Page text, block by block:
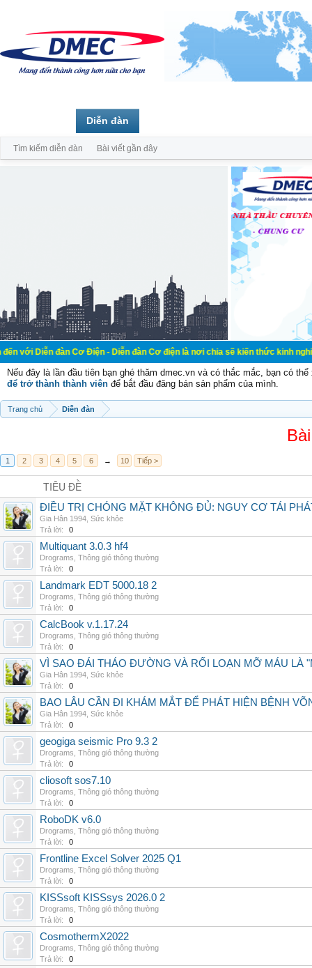
đàn Cơ Điện - Diễn đàn Cơ điện là nơi chia sẽ kiến thức kinh nghiệm
Nếu đây là lần đầu tiên bạn ghé thăm dmec.vn và có thắc mắc, bạn có
để trở thành thành viên để bắt đầu đăng bán sản phẩm của mình.
Trang chủ Diễn đàn
1 2 3 4 5 6 → 10 Tiếp >
TIÊU ĐỀ
ĐIỀU TRỊ CHÓNG MẶT KHÔNG ĐỦ: NGUY CƠ TÁI
Gia Hân 1994 Sức khỏe
Trả lời:
0
Multiquant 3.0.3 hf4
Drograms Thông gió thông thường
Trả lời:
0
Landmark EDT 5000.18 2
Drograms Thông gió thông thường
Trả lời:
0
CalcBook v.1.17.24
Drograms Thông gió thông thường
Trả lời:
0
VÌ SAO ĐÁI THÁO ĐƯỜNG VÀ RỐI LOẠN MỠ MÁU LÀ
Gia Hân 1994 Sức khỏe
Trả lời:
0
BAO LÂU CẦN ĐI KHÁM MẮT ĐỂ PHÁT HIỆN BỆNH
Gia Hân 1994 Sức khỏe
Trả lời:
0
geogiga seismic Pro 9.3 2
Drograms Thông gió thông thường
Trả lời:
0
cliosoft sos7.10
Drograms Thông gió thông thường
Trả lời:
0
RoboDK v6.0
Drograms Thông gió thông thường
Trả lời:
0
Frontline Excel Solver 2025 Q1
Drograms Thông gió thông thường
Trả lời:
0
KISSsoft KISSsys 2026.0 2
Drograms Thông gió thông thường
Trả lời:
0
CosmothermX2022
Drograms Thông gió thông thường
Trả lời:
0
Diễn đàn
Tìm kiếm diễn đàn Bài viết gần đây